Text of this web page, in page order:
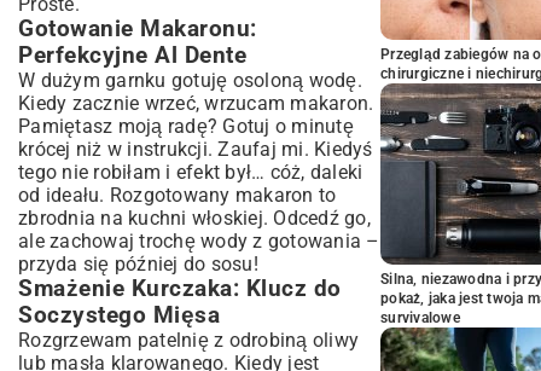
Gotowanie Makaronu:
Perfekcyjne Al Dente
W dużym garnku gotuję osoloną wodę.
Kiedy zacznie wrzeć, wrzucam makaron.
Pamiętasz moją radę? Gotuj o minutę
krócej niż w instrukcji. Zaufaj mi. Kiedyś
tego nie robiłam i efekt był… cóż, daleki
od ideału. Rozgotowany makaron to
zbrodnia na kuchni włoskiej. Odcedź go,
ale zachowaj trochę wody z gotowania –
przyda się później do sosu!
Smażenie Kurczaka: Klucz do
Soczystego Mięsa
Rozgrzewam patelnię z odrobiną oliwy
lub masła klarowanego. Kiedy jest
Przegląd zabiegów na
chirurgiczne i
Silna, niezawodna i
pokaż, jaka jest twoja
survivalowe